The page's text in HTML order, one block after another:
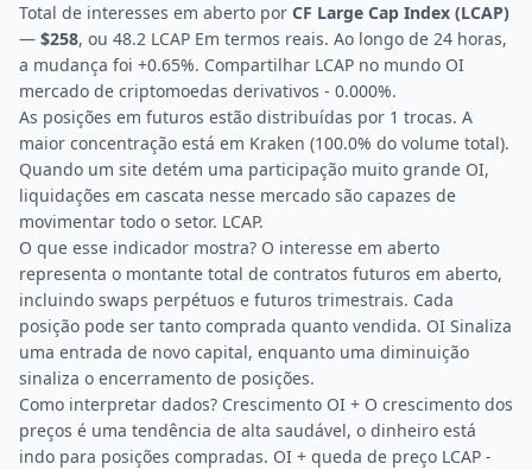
Total de interesses em aberto por CF Large Cap Index (LCAP)
— $258, ou 48.2 LCAP Em termos reais. Ao longo de 24 horas,
a mudança foi +0.65%. Compartilhar LCAP no mundo OI
mercado de criptomoedas derivativos - 0.000%.
As posições em futuros estão distribuídas por 1 trocas. A
maior concentração está em Kraken (100.0% do volume total).
Quando um site detém uma participação muito grande OI,
liquidações em cascata nesse mercado são capazes de
movimentar todo o setor. LCAP.
O que esse indicador mostra? O interesse em aberto
representa o montante total de contratos futuros em aberto,
incluindo swaps perpétuos e futuros trimestrais. Cada
posição pode ser tanto comprada quanto vendida. OI Sinaliza
uma entrada de novo capital, enquanto uma diminuição
sinaliza o encerramento de posições.
Como interpretar dados? Crescimento OI + O crescimento dos
preços é uma tendência de alta saudável, o dinheiro está
indo para posições compradas. OI + queda de preço LCAP -